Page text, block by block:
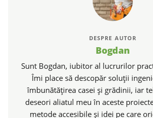
DESPRE AUTOR
Bogdan
Sunt Bogdan, iubitor al lucrurilor
Îmi place să descopăr soluții
îmbunătățirea casei și grădinii, iar
deseori aliatul meu în aceste
metode accesibile și idei pe care